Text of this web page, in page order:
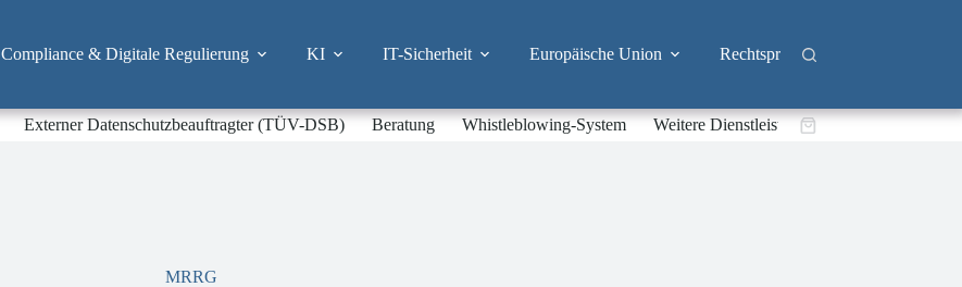
Compliance & Digitale Regulierung KI IT-Sicherheit Europäische Union Rechtsprechung
Externer Datenschutzbeauftragter (TÜV-DSB) Beratung Whistleblowing-System Weitere DienstleistungenWarenkorb
MRRG